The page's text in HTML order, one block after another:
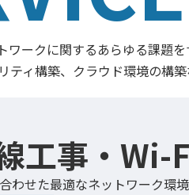
ークに関するあらゆる課題を
ティ構築、クラウド環境の構
工事・Wi-
わせた最適なネットワーク環